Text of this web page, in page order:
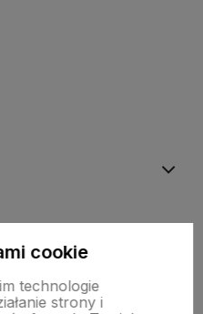
cookie
technologie
strony i